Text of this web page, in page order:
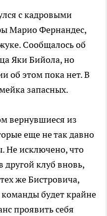
с кадровыми
Марио Фернандес,
Сообщалось об
Яки Бийола, но
об этом пока нет. В
запасных.
вернувшиеся из
еще не так давно
Не исключено, что
другой клуб вновь,
же Бистровича,
будет крайне
проявить себя